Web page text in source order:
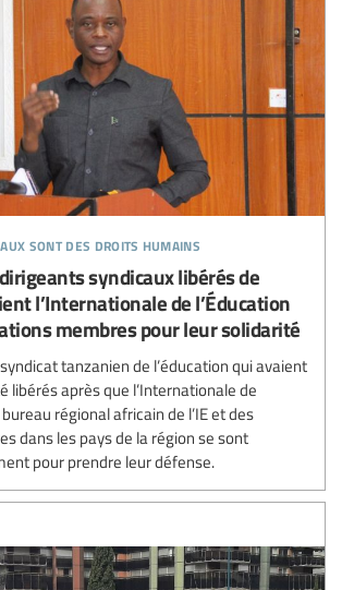
sont des droits humains
syndicaux libérés de
l’Internationale de l’Éducation
membres pour leur solidarité
tanzanien de l’éducation qui avaient
libérés après que l’Internationale de
bureau régional africain de l’IE et des
dans les pays de la région se sont
pour prendre leur défense.